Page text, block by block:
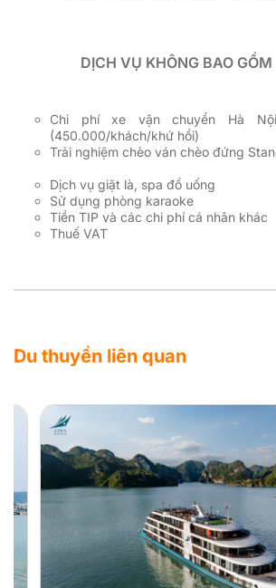
DỊCH VỤ KHÔNG BAO GỒM
Chi phí xe vận chuyển Hà
(450.000/khách/khứ hồi)
Trải nghiệm chèo ván chèo đứng
Dịch vụ giặt là, spa đồ uống
Sử dụng phòng karaoke
Tiền TIP và các chi phí cá nhân khác
Thuế VAT
Du thuyền liên quan